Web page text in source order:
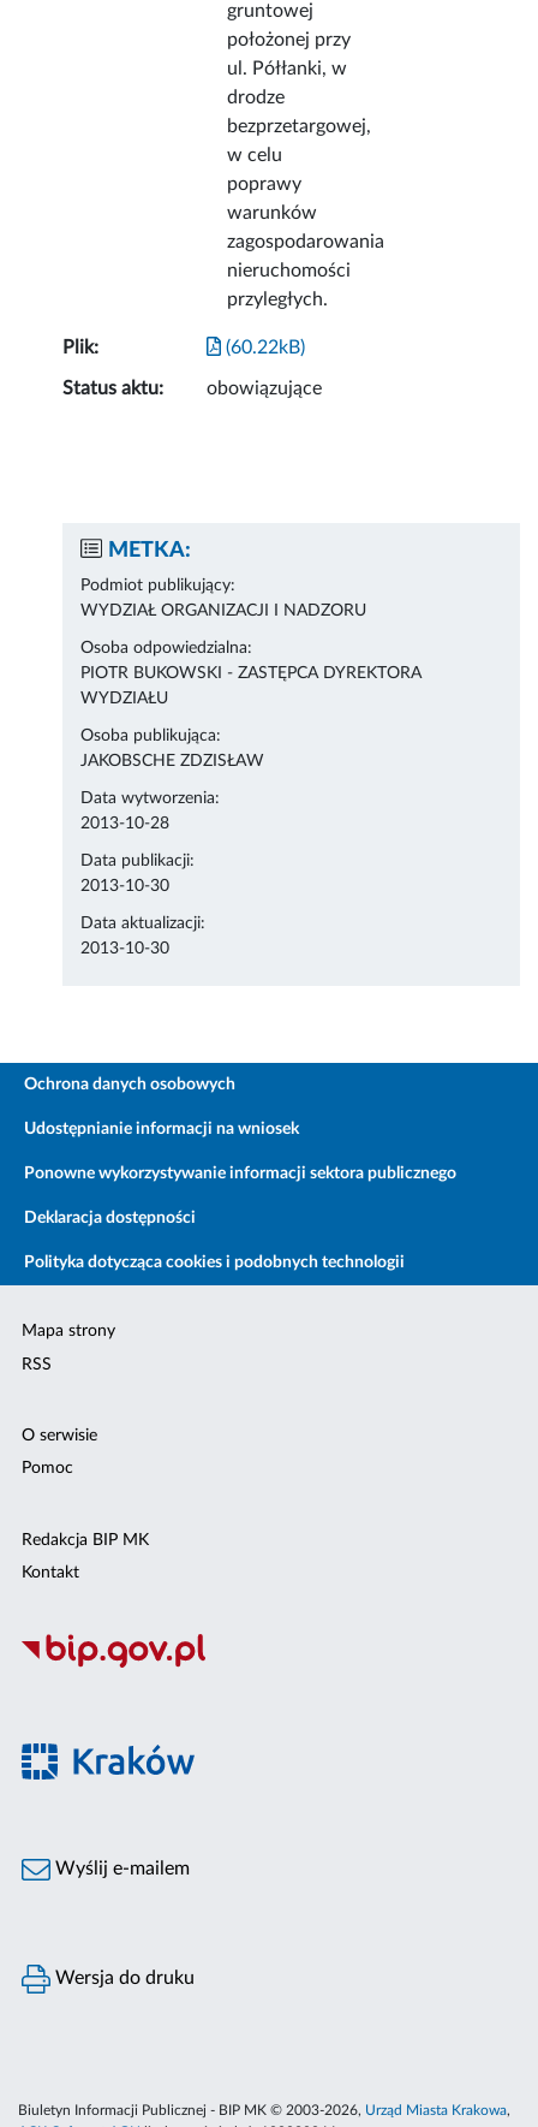
gruntowej
położonej przy
ul. Półłanki, w
drodze
bezprzetargowej,
w celu
poprawy
warunków
zagospodarowania
nieruchomości
przyległych.
Plik: (60.22kB)
Status aktu: obowiązujące
METKA:
Podmiot publikujący:
WYDZIAŁ ORGANIZACJI I NADZORU
Osoba odpowiedzialna:
PIOTR BUKOWSKI - ZASTĘPCA DYREKTORA
WYDZIAŁU
Osoba publikująca:
JAKOBSCHE ZDZISŁAW
Data wytworzenia:
2013-10-28
Data publikacji:
2013-10-30
Data aktualizacji:
2013-10-30
Ochrona danych osobowych
Udostępnianie informacji na wniosek
Ponowne wykorzystywanie informacji sektora publicznego
Deklaracja dostępności
Polityka dotycząca cookies i podobnych technologii
Mapa strony
RSS
O serwisie
Pomoc
Redakcja BIP MK
Kontakt
Wyślij e-mailem
Wersja do druku
Biuletyn Informacji Publicznej - BIP MK © 2003-2026, Urząd Miasta Krakowa,